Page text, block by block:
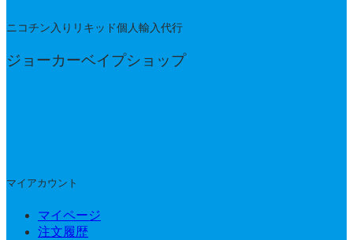
ニコチン入りリキッド個人輸入代行
ジョーカーベイプショップ
マイアカウント
マイページ
注文履歴